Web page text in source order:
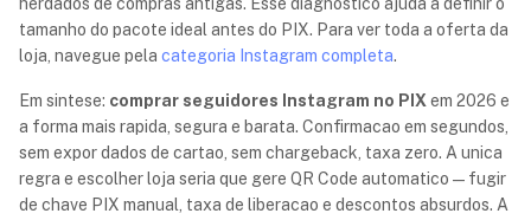
tamanho do pacote ideal antes do PIX. Para ver toda a oferta da
loja, navegue pela categoria Instagram completa.
Em sintese: comprar seguidores Instagram no PIX em 2026 e
a forma mais rapida, segura e barata. Confirmacao em segundos,
sem expor dados de cartao, sem chargeback, taxa zero. A unica
regra e escolher loja seria que gere QR Code automatico — fugir
de chave PIX manual, taxa de liberacao e descontos absurdos. A